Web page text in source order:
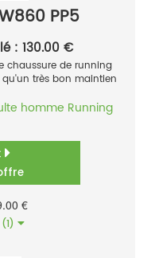
PP5
: 130.00 €
chaussure de running
très bon maintien
homme Running
€
(1)